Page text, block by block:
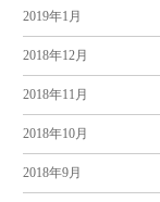
2019年1月
2018年12月
2018年11月
2018年10月
2018年9月